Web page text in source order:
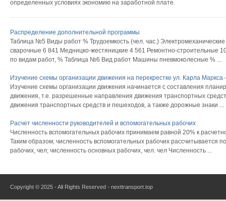
определенных условиях экономию на заработной плате.
Распределение дополнительной программы
Таблица №5 Виды работ % Трудоемкость (чел. час.)
сварочные 6 841 Медницко-жестяницкие 4 561 Ремонтно-строительные
по видам работ, % Таблица №6 Вид работ Машины пневмоколесные % ...
Изучение схемы организации движения на перекрестке ул. Карла Маркса
Изучение схемы организации движения начинается с составления
движения, т.е. разрешенные направления движения транспортных
движения транспортных средств и пешеходов, а также дорожные знаки ...
Расчет численности руководителей и вспомогательных рабочих
Численность вспомогательных рабочих принимаем равной 20% к
Таким образом, численность вспомогательных рабочих рассчитывается
рабочих, чел; численность основных рабочих, чел. чел Численность ...
Copyright © 2025 - All Rights Reserved - nexttransport.top